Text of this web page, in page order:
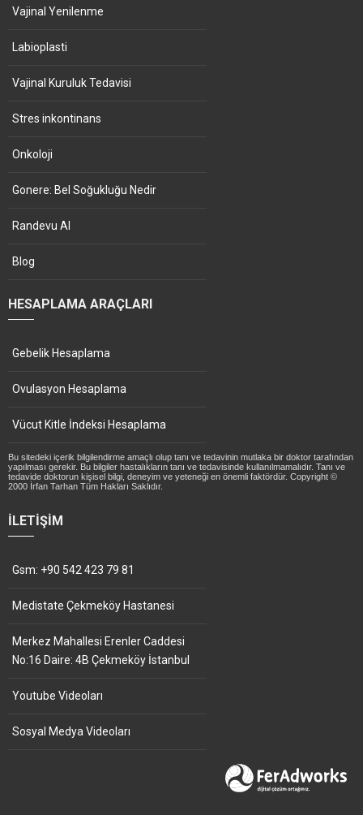
Vajinal Yenilenme
Labioplasti
Vajinal Kuruluk Tedavisi
Stres inkontinans
Onkoloji
Gonere: Bel Soğukluğu Nedir
Randevu Al
Blog
HESAPLAMA ARAÇLARI
Gebelik Hesaplama
Ovulasyon Hesaplama
Vücut Kitle İndeksi Hesaplama
Bu sitedeki içerik bilgilendirme amaçlı olup tanı ve tedavinin mutlaka bir doktor tarafından
yapılması gerekir. Bu bilgiler hastalıkların tanı ve tedavisinde kullanılmamalıdır. Tanı ve
tedavide doktorun kişisel bilgi, deneyim ve yeteneği en önemli faktördür. Copyright ©
2000 İrfan Tarhan Tüm Hakları Saklıdır.
İLETIŞIM
Gsm: +90 542 423 79 81
Medistate Çekmeköy Hastanesi
Merkez Mahallesi Erenler Caddesi
No:16 Daire: 4B Çekmeköy İstanbul
Youtube Videoları
Sosyal Medya Videoları